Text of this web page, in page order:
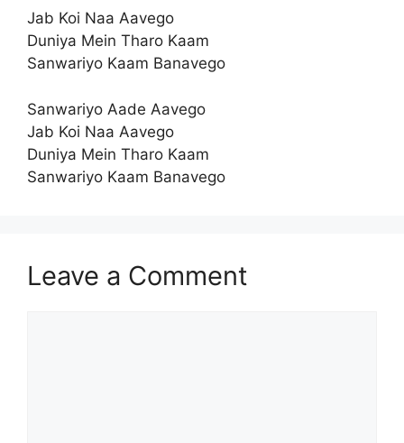
Jab Koi Naa Aavego
Duniya Mein Tharo Kaam
Sanwariyo Kaam Banavego
Sanwariyo Aade Aavego
Jab Koi Naa Aavego
Duniya Mein Tharo Kaam
Sanwariyo Kaam Banavego
Leave a Comment